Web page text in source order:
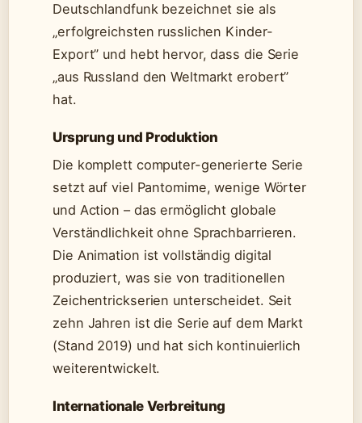
Deutschlandfunk bezeichnet sie als
„erfolgreichsten russlichen Kinder-
Export” und hebt hervor, dass die Serie
„aus Russland den Weltmarkt erobert”
hat.
Ursprung und Produktion
Die komplett computer-generierte Serie
setzt auf viel Pantomime, wenige Wörter
und Action – das ermöglicht globale
Verständlichkeit ohne Sprachbarrieren.
Die Animation ist vollständig digital
produziert, was sie von traditionellen
Zeichentrickserien unterscheidet. Seit
zehn Jahren ist die Serie auf dem Markt
(Stand 2019) und hat sich kontinuierlich
weiterentwickelt.
Internationale Verbreitung